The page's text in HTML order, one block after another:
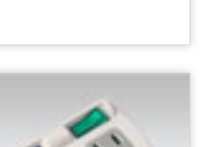
起火,降低危險性,安全更